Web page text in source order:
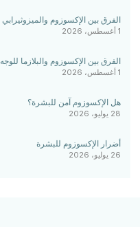
الفرق بين الإكسوزوم والميزوثيرابي
1 أغسطس، 2026
الفرق بين الإكسوزوم والبلازما للوجه
1 أغسطس، 2026
هل الإكسوزوم آمن للبشرة؟
28 يوليو، 2026
أضرار الإكسوزوم للبشرة
26 يوليو، 2026